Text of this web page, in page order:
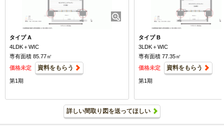
タイプ A
4LDK＋WIC
専有面積 85.77㎡
価格未定
資料をもらう
第1期
タイプ B
3LDK＋WIC
専有面積 77.35㎡
価格未定
資料をもらう
第1期
詳しい間取り図を送ってほしい